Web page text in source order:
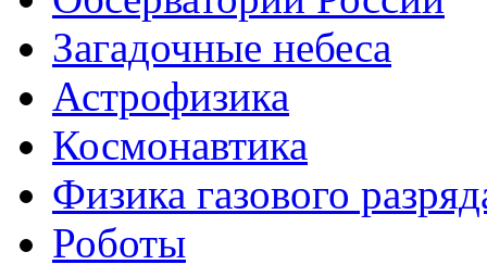
Загадочные небеса
Астрофизика
Космонавтика
Физика газового
Роботы